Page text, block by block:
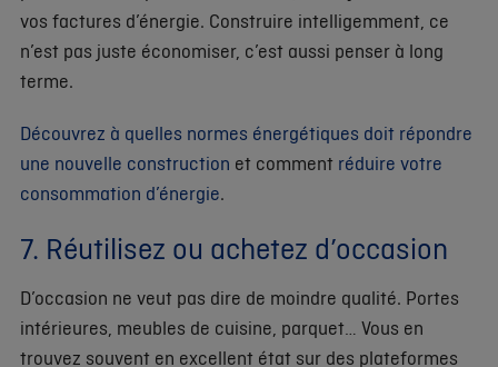
vos factures d’énergie. Construire intelligemment, ce
n’est pas juste économiser, c’est aussi penser à long
terme.
Découvrez à quelles normes énergétiques doit répondre
une nouvelle construction et comment réduire votre
consommation d’énergie.
7. Réutilisez ou achetez d’occasion
D’occasion ne veut pas dire de moindre qualité. Portes
intérieures, meubles de cuisine, parquet… Vous en
trouvez souvent en excellent état sur des plateformes